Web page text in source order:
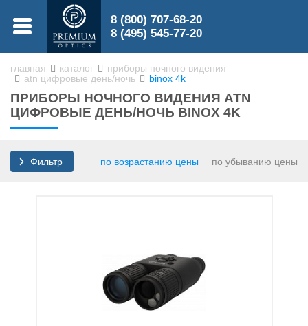
МЕНЮ
0
8 (800) 707-68-20
8 (495) 545-77-20
главная каталог
приборы ночного видения
atn цифровые день/ночь
binox 4k
ПРИБОРЫ НОЧНОГО ВИДЕНИЯ ATN
ЦИФРОВЫЕ ДЕНЬ/НОЧЬ BINOX 4K
Фильтр по возрастанию цены по убыванию цены